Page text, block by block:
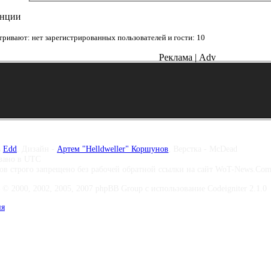
нет зарегистрированных пользователей и гости: 10
Реклама | Adv
Edd Артем "Helldweller" Коршунов